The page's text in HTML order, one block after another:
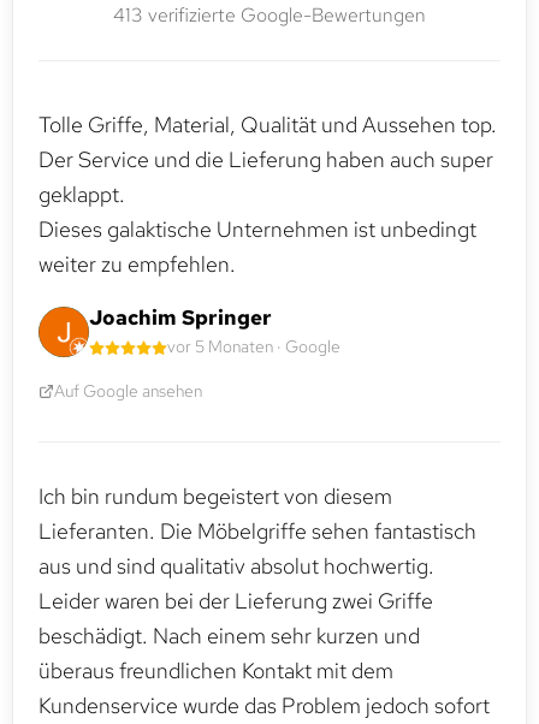
413 verifizierte Google-Bewertungen
Tolle Griffe, Material, Qualität und Aussehen top.
Der Service und die Lieferung haben auch super
geklappt.
Dieses galaktische Unternehmen ist unbedingt
weiter zu empfehlen.
Joachim Springer
vor 5 Monaten · Google
Auf Google ansehen
Ich bin rundum begeistert von diesem
Lieferanten. Die Möbelgriffe sehen fantastisch
aus und sind qualitativ absolut hochwertig.
Leider waren bei der Lieferung zwei Griffe
beschädigt. Nach einem sehr kurzen und
überaus freundlichen Kontakt mit dem
Kundenservice wurde das Problem jedoch sofort